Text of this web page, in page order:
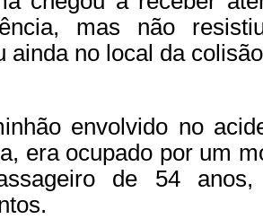
mas não
ainda no local da
envolvido no
era ocupado por um
de 54